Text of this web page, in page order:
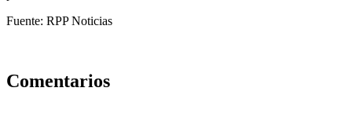
Fuente: RPP Noticias
Comentarios